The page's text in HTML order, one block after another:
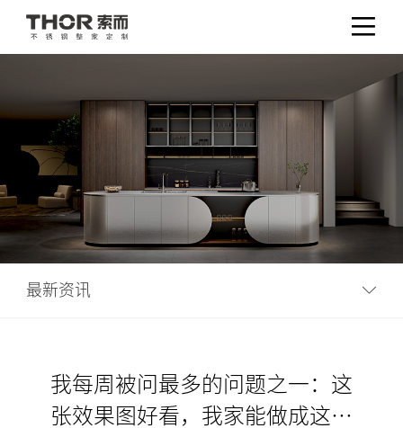
最新资讯
我每周被问最多的问题之一：这
张效果图好看，我家能做成这样